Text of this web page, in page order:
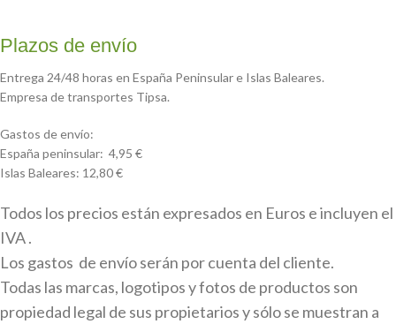
Plazos de envío
Entrega 24/48 horas en España Peninsular e Islas Baleares.
Empresa de transportes Tipsa.
Gastos de envío:
España peninsular: 4,95 €
Islas Baleares: 12,80 €
Todos los precios están expresados en Euros e incluyen el
IVA .
Los gastos de envío serán por cuenta del cliente.
Todas las marcas, logotipos y fotos de productos son
propiedad legal de sus propietarios y sólo se muestran a